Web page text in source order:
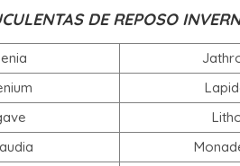
DE REPOSO